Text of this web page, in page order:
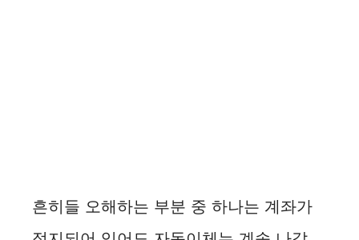
흔히들 오해하는 부분 중 하나는 계좌가